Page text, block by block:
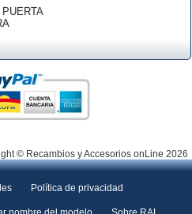
© Recambios y Accesorios onLine 2026
Política de privacidad